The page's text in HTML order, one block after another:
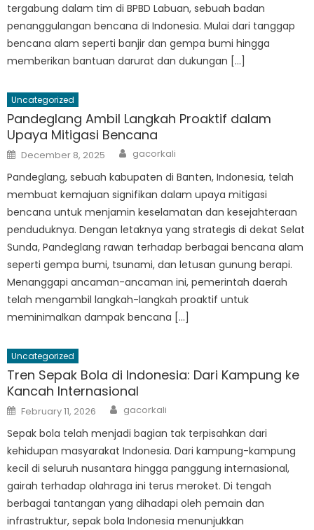
tergabung dalam tim di BPBD Labuan, sebuah badan
penanggulangan bencana di Indonesia. Mulai dari tanggap
bencana alam seperti banjir dan gempa bumi hingga
memberikan bantuan darurat dan dukungan […]
Uncategorized
Pandeglang Ambil Langkah Proaktif dalam
Upaya Mitigasi Bencana
Posted
on
December 8, 2025 Author
gacorkali
Pandeglang, sebuah kabupaten di Banten, Indonesia, telah
membuat kemajuan signifikan dalam upaya mitigasi
bencana untuk menjamin keselamatan dan kesejahteraan
penduduknya. Dengan letaknya yang strategis di dekat Selat
Sunda, Pandeglang rawan terhadap berbagai bencana alam
seperti gempa bumi, tsunami, dan letusan gunung berapi.
Menanggapi ancaman-ancaman ini, pemerintah daerah
telah mengambil langkah-langkah proaktif untuk
meminimalkan dampak bencana […]
Uncategorized
Tren Sepak Bola di Indonesia: Dari Kampung ke
Kancah Internasional
Posted
on
February 11, 2026 Author
gacorkali
Sepak bola telah menjadi bagian tak terpisahkan dari
kehidupan masyarakat Indonesia. Dari kampung-kampung
kecil di seluruh nusantara hingga panggung internasional,
gairah terhadap olahraga ini terus meroket. Di tengah
berbagai tantangan yang dihadapi oleh pemain dan
infrastruktur, sepak bola Indonesia menunjukkan